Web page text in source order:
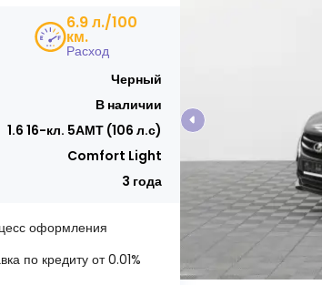
6.9 л./100
км.
Расход
Черный
В наличии
1.6 16-кл. 5АМТ (106 л.с)
Comfort Light
3 года
оформления
по кредиту от 0.01%